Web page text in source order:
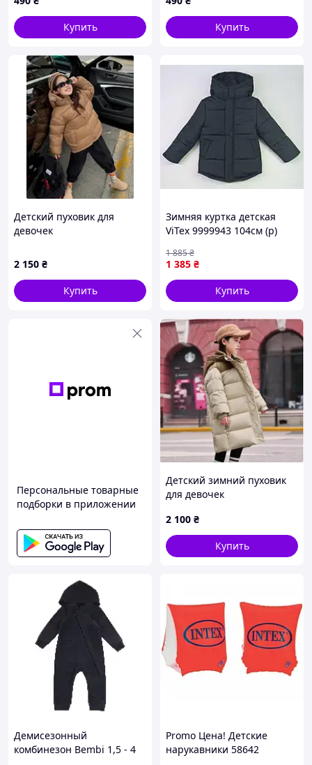
Купить
Купить
Детский пуховик для
девочек
2 150 ₴
Купить
Зимняя куртка детская
ViTex 9999943 104см (р)
1 385 ₴
1 885₴
Купить
Персональные товарные
подборки в приложении
Детский зимний пуховик
для девочек
2 100 ₴
Купить
Демисезонный
комбинезон Bembi 1,5 - 4
Promo Цена! Детские
нарукавники 58642